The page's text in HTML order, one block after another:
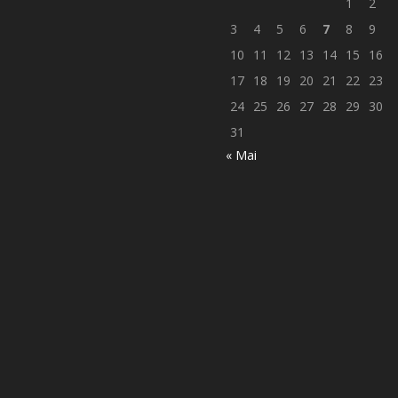
3
4 5 6 7 8
9
10
11 12 13 14 15
16
17
18 19 20 21 22
23
24
25 26 27 28 29
30
31
« Mai